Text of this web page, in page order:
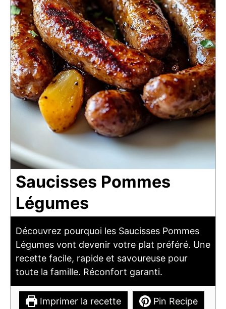
Saucisses Pommes
Légumes
Découvrez pourquoi les Saucisses Pommes
Légumes vont devenir votre plat préféré. Une
recette facile, rapide et savoureuse pour
toute la famille. Réconfort garanti.
Imprimer la recette Pin Recipe